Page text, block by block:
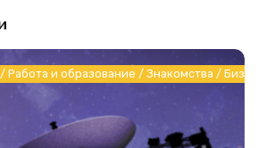
и образование / Знакомства /